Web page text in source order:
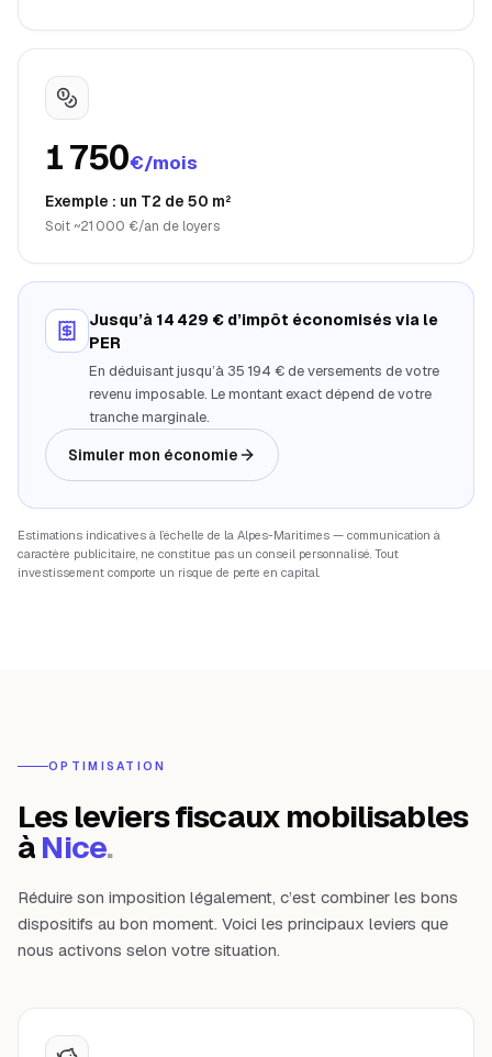
1 750€/mois
Exemple : un T2 de 50 m²
Soit ~21 000 €/an de loyers
Jusqu’à 14 429 € d’impôt économisés via le
PER
En déduisant jusqu’à 35 194 € de versements de votre
revenu imposable. Le montant exact dépend de votre
tranche marginale.
Simuler mon économie
Estimations indicatives à l’échelle de la Alpes-Maritimes — communication à
caractère publicitaire, ne constitue pas un conseil personnalisé. Tout
investissement comporte un risque de perte en capital.
OPTIMISATION
Les leviers fiscaux mobilisables
àNice.
Réduire son imposition légalement, c’est combiner les bons
dispositifs au bon moment. Voici les principaux leviers que
nous activons selon votre situation.